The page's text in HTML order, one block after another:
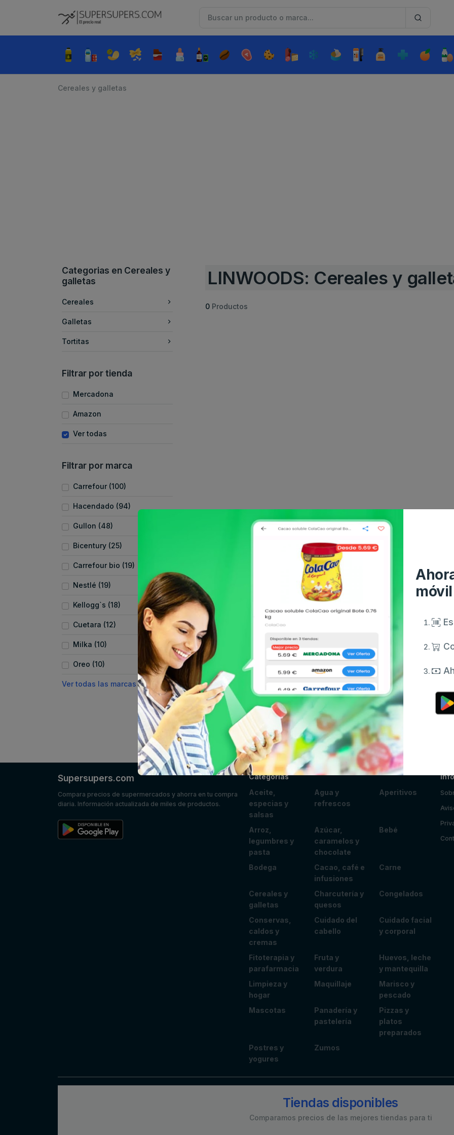
Cereales y galletas
Categorias en Cereales y
galletas
Cereales
Galletas
Tortitas
Filtrar por tienda
Mercadona
Amazon
Ver todas
Filtrar por marca
Carrefour (100)
Hacendado (94)
Gullon (48)
Bicentury (25)
Carrefour bio (19)
Nestlé (19)
Kellogg`s (18)
Cuetara (12)
Milka (10)
Oreo (10)
Ver todas las marcas
LINWOODS: Cereales y
0 Productos
móvil
Supersupers.com
Compara precios de supermercados y ahorra en tu compra
diaria. Información actualizada de miles de productos.
Categorías
Aceite,
especias y
salsas
Agua y
refrescos
Aperitivos
Arroz,
legumbres y
pasta
Azúcar,
caramelos y
chocolate
Bebé
Bodega
Cacao, café e
infusiones
Carne
Cereales y
galletas
Charcutería y
quesos
Congelados
Conservas,
caldos y
cremas
Cuidado del
cabello
Cuidado facial
y corporal
Fitoterapia y
parafarmacia
Fruta y
verdura
Huevos, leche
y mantequilla
Limpieza y
hogar
Maquillaje
Marisco y
pescado
Mascotas
Panadería y
pastelería
Pizzas y
platos
preparados
Postres y
yogures
Zumos
Tiendas disponibles
Comparamos precios de las mejores tiendas para ti